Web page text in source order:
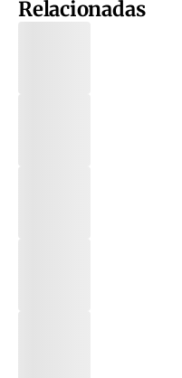
Relacionadas